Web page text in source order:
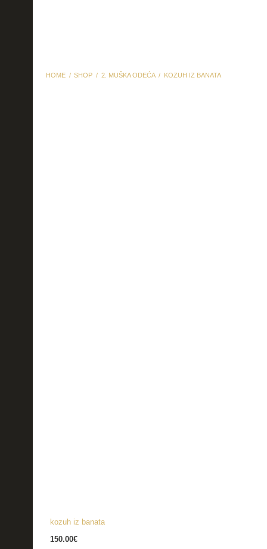
HOME SHOP 2. MUŠKA ODEĆA KOZUH IZ BANATA
kozuh iz banata
150.00€